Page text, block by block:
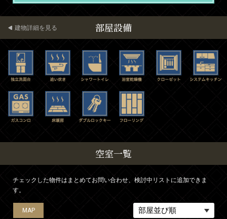
部屋設備
建物詳細を見る
空室一覧
チェックした物件はまとめてお問い合わせ、検討中リストに追加できま
す。
MAP
MAP